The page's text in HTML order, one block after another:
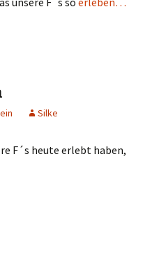
Silke
F´s heute erlebt haben,